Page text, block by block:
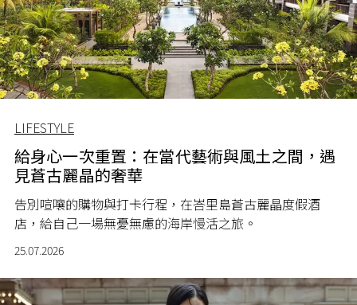
LIFESTYLE
給身心一次重置：在當代藝術與風土之間，遇
見蒼古麗晶的奢華
告別喧嚷的購物與打卡行程，在峇里島蒼古麗晶度假酒
店，給自己一場無憂無慮的海岸慢活之旅。
25.07.2026